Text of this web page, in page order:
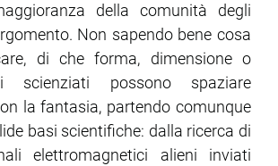
della comunità degli
Non sapendo bene cosa
di che forma, dimensione o
scienziati possono spaziare
la fantasia, partendo comunque
basi scientifiche: dalla ricerca di
elettromagnetici alieni inviati